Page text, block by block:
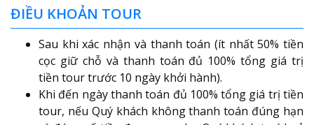
ĐIỀU KHOẢN TOUR
Sau khi xác nhận và thanh toán (ít nhất 50% tiền
cọc giữ chỗ và thanh toán đủ 100% tổng giá trị
tiền tour trước 10 ngày khởi hành).
Khi đến ngày thanh toán đủ 100% tổng giá trị tiền
tour, nếu Quý khách không thanh toán đúng hạn